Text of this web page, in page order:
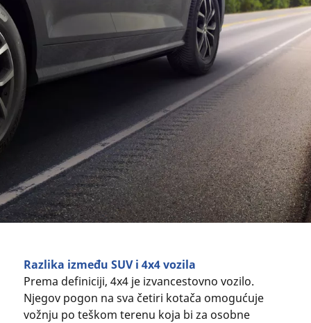
Razlika između SUV i 4x4 vozila
Prema definiciji, 4x4 je izvancestovno vozilo.
Njegov pogon na sva četiri kotača omogućuje
vožnju po teškom terenu koja bi za osobne